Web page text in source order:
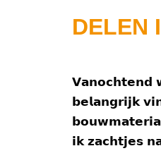
DELEN
𝗩𝗮𝗻𝗼𝗰𝗵𝘁𝗲𝗻𝗱
𝗯𝗲𝗹𝗮𝗻𝗴𝗿𝗶𝗷𝗸
𝗶𝗸 𝘇𝗮𝗰𝗵𝘁𝗷𝗲𝘀